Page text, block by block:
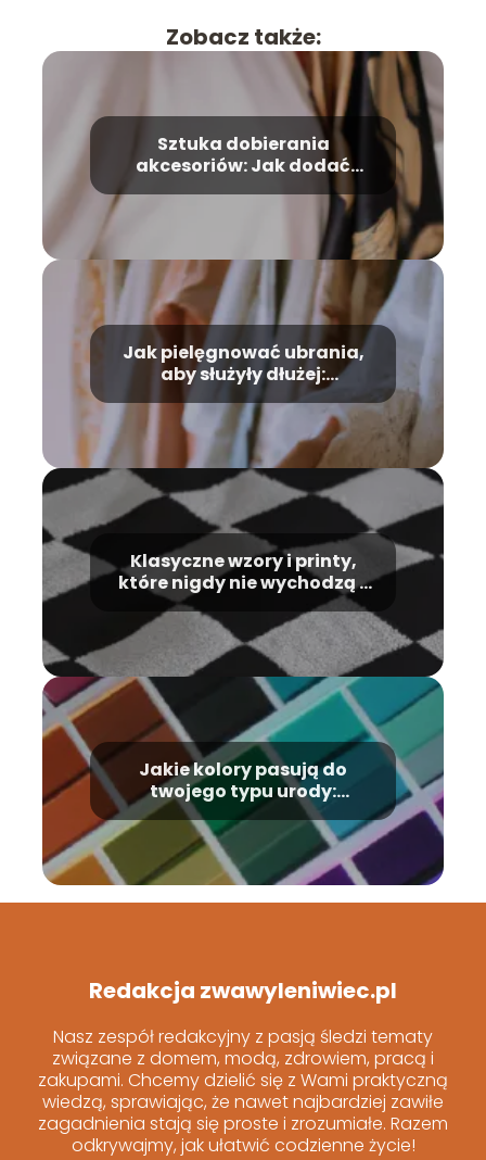
Zobacz także:
Sztuka dobierania
akcesoriów: Jak dodać
szczyptę luksusu do
codziennego stylu
Jak pielęgnować ubrania,
aby służyły dłużej:
Praktyczne porady
Klasyczne wzory i printy,
które nigdy nie wychodzą z
Jakie kolory pasują do
twojego typu urody:
Przewodnik po analizie
kolorystycznej
Redakcja zwawyleniwiec.pl
Nasz zespół redakcyjny z pasją śledzi tematy
związane z domem, modą, zdrowiem, pracą i
zakupami. Chcemy dzielić się z Wami praktyczną
wiedzą, sprawiając, że nawet najbardziej zawiłe
zagadnienia stają się proste i zrozumiałe. Razem
odkrywajmy, jak ułatwić codzienne życie!